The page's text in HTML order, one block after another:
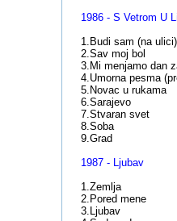
1986 - S Vetrom U
1.Budi sam (na ulici)
2.Sav moj bol
3.Mi menjamo dan
4.Umorna pesma
5.Novac u rukama
6.Sarajevo
7.Stvaran svet
8.Soba
9.Grad
1987 - Ljubav
1.Zemlja
2.Pored mene
3.Ljubav